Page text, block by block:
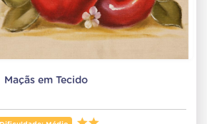
Maçãs em Tecido